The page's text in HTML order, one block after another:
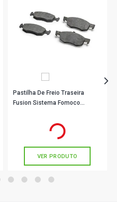
Pastilha De Freio Traseira
Fusion Sistema Fomoco
em até 3x de
VER PRODUTO
5 6 7 8